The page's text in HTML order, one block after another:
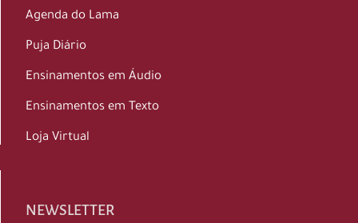
Agenda do Lama
Puja Diário
Ensinamentos em Áudio
Ensinamentos em Texto
Loja Virtual
NEWSLETTER